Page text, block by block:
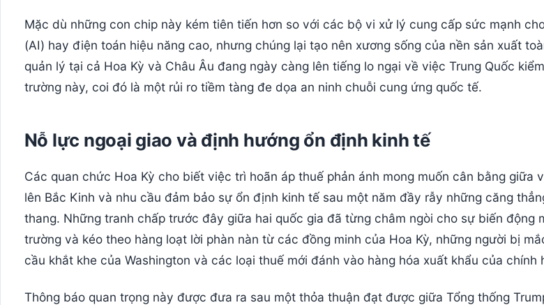
Mặc dù những con chip này kém tiên tiến hơn so với các bộ vi xử lý cung cấp sức mạnh
(AI) hay điện toán hiệu năng cao, nhưng chúng lại tạo nên xương sống của nền sản xuất
quản lý tại cả Hoa Kỳ và Châu Âu đang ngày càng lên tiếng lo ngại về việc Trung Quốc
trường này, coi đó là một rủi ro tiềm tàng đe dọa an ninh chuỗi cung ứng quốc tế.
Nỗ lực ngoại giao và định hướng ổn định kinh tế
Các quan chức Hoa Kỳ cho biết việc trì hoãn áp thuế phản ánh mong muốn cân bằng giữa
lên Bắc Kinh và nhu cầu đảm bảo sự ổn định kinh tế sau một năm đầy rẫy những căng
thang. Những tranh chấp trước đây giữa hai quốc gia đã từng châm ngòi cho sự biến động
trường và kéo theo hàng loạt lời phàn nàn từ các đồng minh của Hoa Kỳ, những người bị
cầu khắt khe của Washington và các loại thuế mới đánh vào hàng hóa xuất khẩu của chính
Thông báo quan trọng này được đưa ra sau một thỏa thuận đạt được giữa Tổng thống